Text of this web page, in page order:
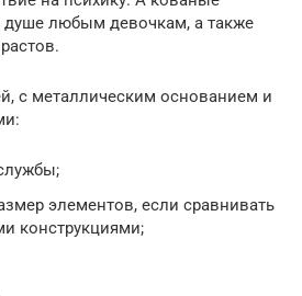
душе любым девочкам, а также
с металлическим основанием и
элементов, если сравнивать
конструкциями;